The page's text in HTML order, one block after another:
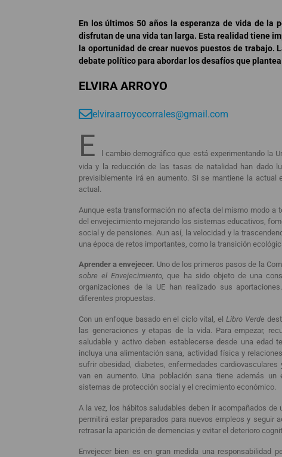
En los últimos 50 años la esperanza de vida de la
disfrutan de una vida tan larga. Esta realidad tiene
la oportunidad de crear nuevos puestos de trabajo.
debate político para abordar los desafíos que
ELVIRA ARROYO
elviraarroyocorrales@gmail.com
E
l cambio demográfico que está experimentando la
vida y la reducción de las tasas de natalidad han dado
previsiblemente irá en aumento. Si se mantiene la actual
actual.
Aunque esta transformación no afecta del mismo modo a
del envejecimiento mejorando los sistemas educativos,
social y de pensiones. Aun así, la velocidad y la
una época de retos importantes, como la transición
Aprender a envejecer. Uno de los primeros pasos de la
sobre el Envejecimiento,que ha sido objeto de una
organizaciones de la UE han realizado sus
diferentes propuestas.
Con un enfoque basado en el ciclo vital, el Libro Verde
las generaciones y etapas de la vida. Para empezar,
saludable y activo deben establecerse desde una edad
incluya una alimentación sana, actividad física y
sufrir obesidad, diabetes, enfermedades
van en aumento. Una población sana tiene además
sistemas de protección social y el crecimiento económico.
A la vez, los hábitos saludables deben ir acompañados de
permitirá estar preparados para nuevos empleos y seguir
retrasar la aparición de demencias y evitar el deterioro
Envejecer bien es en gran medida una responsabilidad